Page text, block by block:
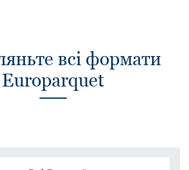
всі формати
Europarquet